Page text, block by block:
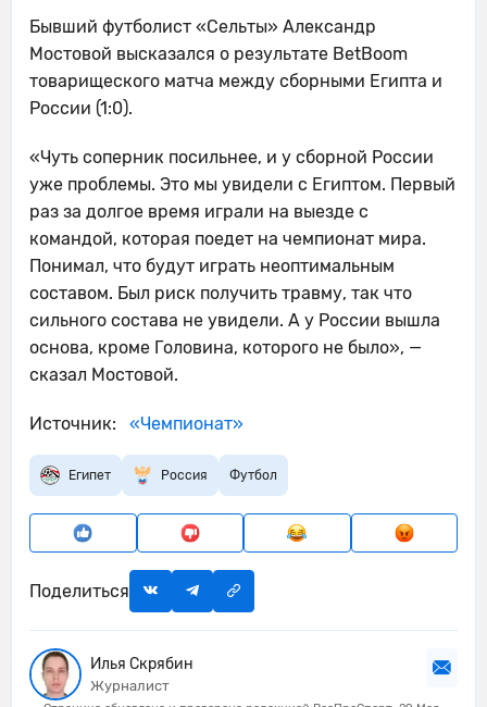
Бывший футболист «Сельты» Александр
Мостовой высказался о результате BetBoom
товарищеского матча между сборными Египта и
России (1:0).
«Чуть соперник посильнее, и у сборной России
уже проблемы. Это мы увидели с Египтом. Первый
раз за долгое время играли на выезде с
командой, которая поедет на чемпионат мира.
Понимал, что будут играть неоптимальным
составом. Был риск получить травму, так что
сильного состава не увидели. А у России вышла
основа, кроме Головина, которого не было», —
сказал Мостовой.
Источник: «Чемпионат»
Египет Россия Футбол
Поделиться
Илья Скрябин
Журналист